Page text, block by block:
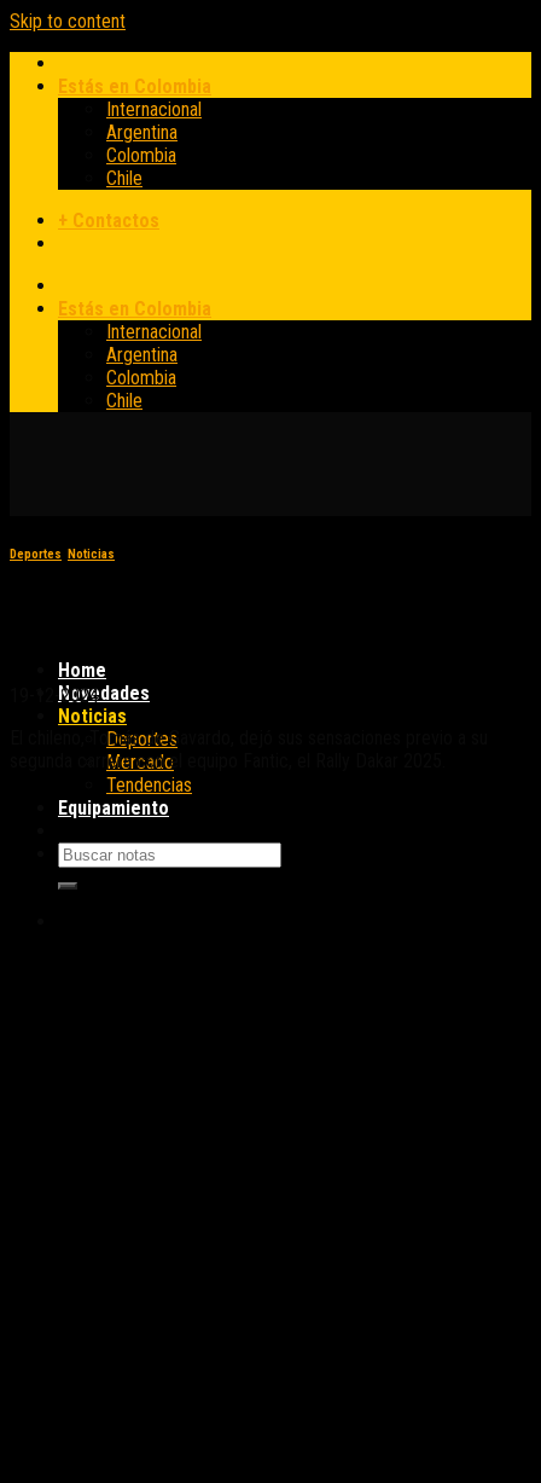
Skip to content
Estás en Colombia
Internacional
Argentina
Colombia
Chile
+ Contactos
Estás en Colombia
Internacional
Argentina
Colombia
Chile
Home
Novedades
Noticias
Deportes
Mercado
Tendencias
Equipamiento
Deportes Noticias
19-12-2024
El chileno, Tomás de Gavardo, dejó sus sensaciones previo a su
segunda carrera con el equipo Fantic, el Rally Dakar 2025.